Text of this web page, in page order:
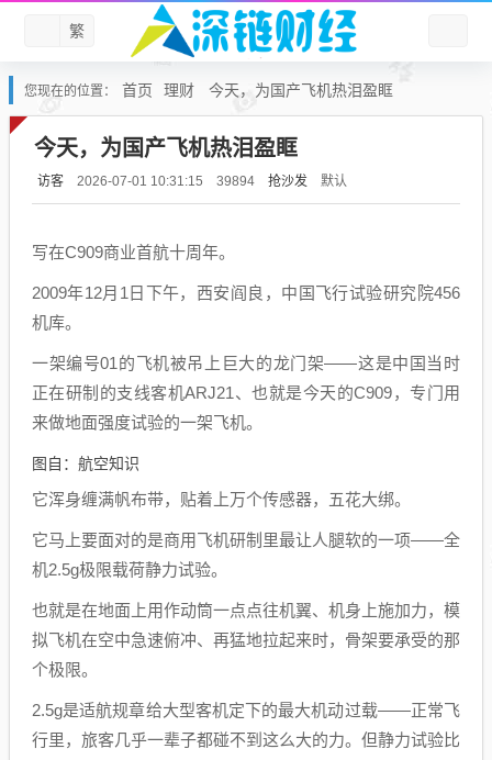
繁
您现在的位置： 首页 理财 今天，为国产飞机热泪盈眶
今天，为国产飞机热泪盈眶
访客 2026-07-01 10:31:15 39894 抢沙发 默认
写在C909商业首航十周年。
2009年12月1日下午，西安阎良，中国飞行试验研究院456
机库。
一架编号01的飞机被吊上巨大的龙门架——这是中国当时
正在研制的支线客机ARJ21、也就是今天的C909，专门用
来做地面强度试验的一架飞机。
图自：航空知识
它浑身缠满帆布带，贴着上万个传感器，五花大绑。
它马上要面对的是商用飞机研制里最让人腿软的一项——全
机2.5g极限载荷静力试验。
也就是在地面上用作动筒一点点往机翼、机身上施加力，模
拟飞机在空中急速俯冲、再猛地拉起来时，骨架要承受的那
个极限。
2.5g是适航规章给大型客机定下的最大机动过载——正常飞
行里，旅客几乎一辈子都碰不到这么大的力。但静力试验比